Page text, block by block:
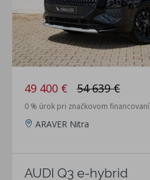
49 400 € 54 639 €
0 % úrok pri značkovom financovaní
ARAVER Nitra
AUDI Q3 e-hybrid